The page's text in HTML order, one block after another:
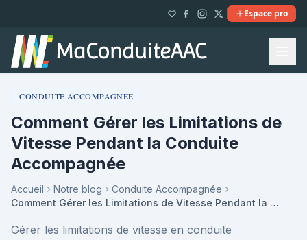
Espace pro
CONDUITE ACCOMPAGNÉE
Comment Gérer les Limitations de
Vitesse Pendant la Conduite
Accompagnée
Accueil Notre blog
Conduite Accompagnée
Comment Gérer les Limitations de Vitesse Pendant la Conduite Accompagnée
Gérer les limitations de vitesse en conduite